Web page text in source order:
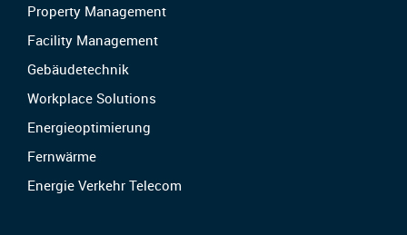
Property Management
Facility Management
Gebäudetechnik
Workplace Solutions
Energieoptimierung
Fernwärme
Energie Verkehr Telecom